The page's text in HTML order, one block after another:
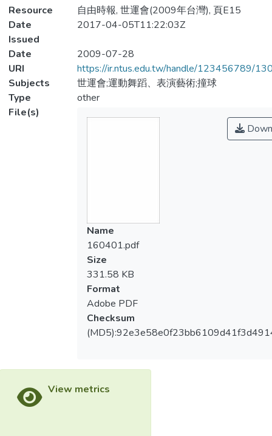
Resource
自由時報, 世運會(2009年台灣), 頁E15
Date
Issued
2017-04-05T11:22:03Z
Date
2009-07-28
URI
https://ir.ntus.edu.tw/handle/123456789/
Subjects
世運會;運動舞蹈、表演藝術;撞球
Type
other
File(s)
Name
160401.pdf
Size
331.58 KB
Format
Adobe PDF
Checksum
View metrics